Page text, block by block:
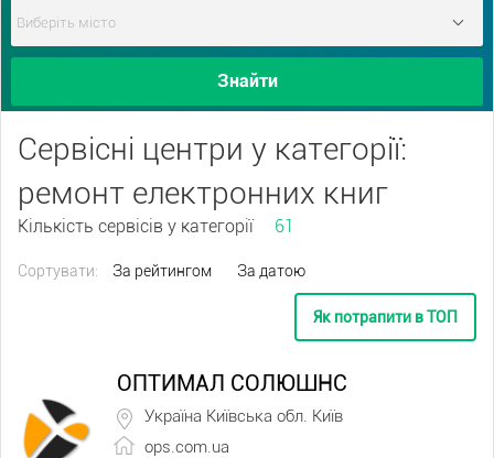
Знайти
Сервісні центри у категорії:
ремонт електронних книг
Кількість сервісів у категорії 61
Сортувати: За рейтингом За датою
Як потрапити в ТОП
ОПТИМАЛ СОЛЮШНС
Україна Київська обл. Київ
ops.com.ua